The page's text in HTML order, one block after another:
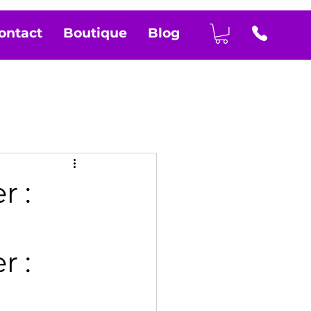
Boutique Blog
:
: